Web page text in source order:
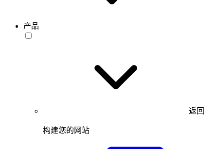
产品
返回
构建您的网站